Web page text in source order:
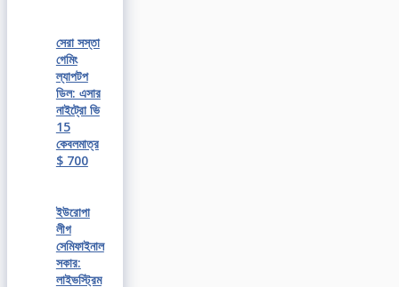
সেরা সস্তা
গেমিং
ল্যাপটপ
ডিল: এসার
নাইট্রো ভি
15
কেবলমাত্র
$ 700
ইউরোপা
লীগ
সেমিফাইনাল
সকার:
লাইভস্ট্রিম